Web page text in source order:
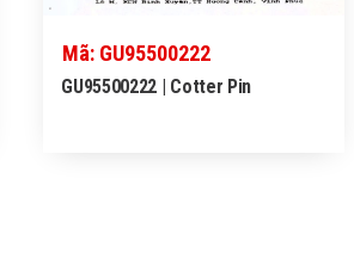
Mã: GU95500222
GU95500222 | Cotter Pin